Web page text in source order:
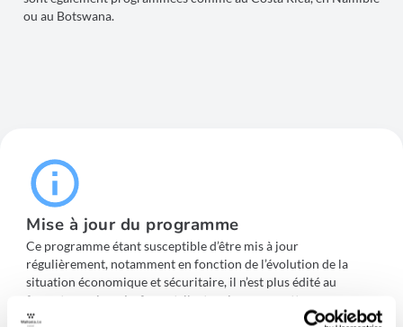
ou au Botswana.
Mise à jour du programme
Ce programme étant susceptible d’être mis à jour
régulièrement, notamment en fonction de l’évolution de la
situation économique et sécuritaire, il n’est plus édité au
format « papier ». Le format électronique permettra aux
entreprises de disposer d’une information à jour en temps réel